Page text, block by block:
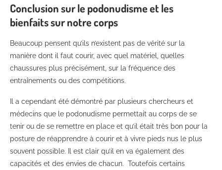
Conclusion sur le podonudisme et les
bienfaits sur notre corps
Beaucoup pensent qu’ils n’existent pas de vérité sur la
manière dont il faut courir, avec quel matériel, quelles
chaussures plus précisément, sur la fréquence des
entraînements ou des compétitions.
Il a cependant été démontré par plusieurs chercheurs et
médecins que le podonudisme permettait au corps de se
tenir ou de se remettre en place et qu’il était très bon pour la
posture de réapprendre à courir et à vivre pieds nus le plus
souvent possible. Il est clair qu’il en va également des
capacités et des envies de chacun. Toutefois certains